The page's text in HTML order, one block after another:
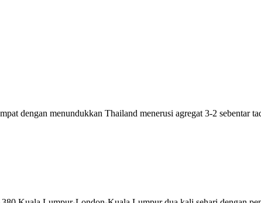
dengan menundukkan Thailand menerusi agregat 3-2 sebentar